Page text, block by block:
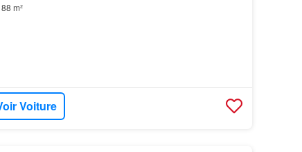
88 m²
Voiture